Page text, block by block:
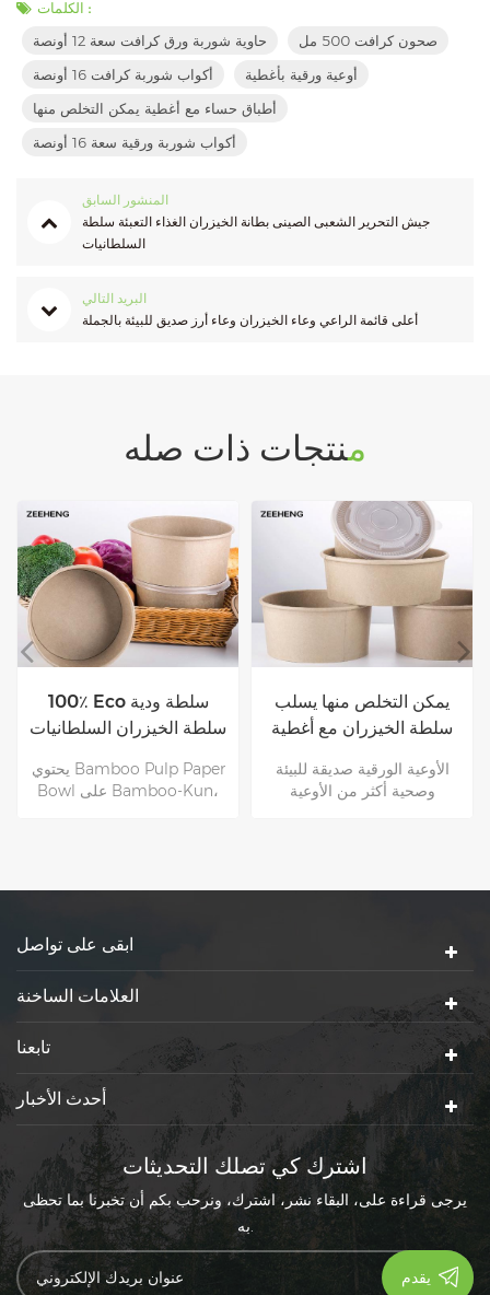
الكلمات :
حاوية شوربة ورق كرافت سعة 12 أونصة
صحون كرافت 500 مل
أكواب شوربة كرافت 16 أونصة
أوعية ورقية بأغطية
أطباق حساء مع أغطية يمكن التخلص منها
أكواب شوربة ورقية سعة 16 أونصة
المنشور السابق
جيش التحرير الشعبى الصينى بطانة الخيزران الغذاء التعبئة سلطة
السلطانيات
البريد التالي
أعلى قائمة الراعي وعاء الخيزران وعاء أرز صديق للبيئة بالجملة
منتجات ذات صله
100٪ Eco سلطة ودية
سلطة الخيزران السلطانيات
يحتوي Bamboo Pulp Paper
Bowl على Bamboo-Kun،
يمكن التخلص منها يسلب
سلطة الخيزران مع أغطية
الأوعية الورقية صديقة للبيئة
وصحية أكثر من الأوعية
ابقى على تواصل
العلامات الساخنة
تابعنا
أحدث الأخبار
اشترك كي تصلك التحديثات
يرجى قراءة على، البقاء نشر، اشترك، ونرحب بكم أن تخبرنا بما تحظى